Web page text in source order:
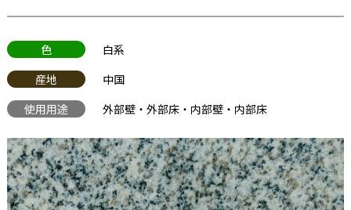
色
白系
産地
中国
使用用途
外部壁・外部床・内部壁・内部床